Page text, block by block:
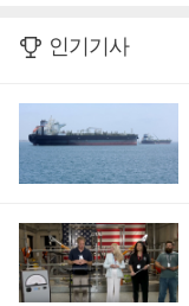
인기기사